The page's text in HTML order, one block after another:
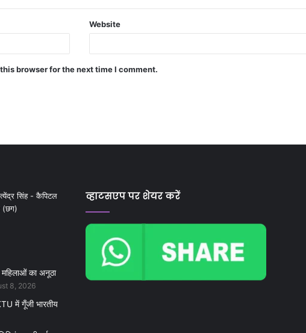
Website
browser for the next time I comment.
सिंह - कैपिटल
(छग)
महिलाओं का अनूठा
8, 2026
में गूँजी भारतीय
व्हाटसएप पर शेयर करें